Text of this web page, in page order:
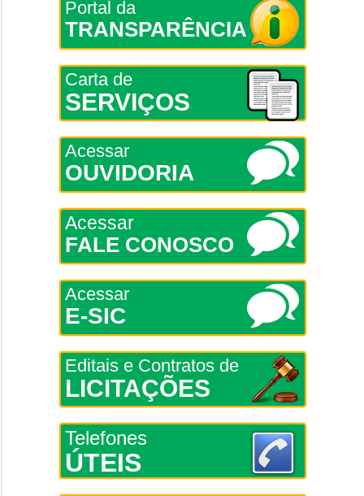
Portal da
TRANSPARÊNCIA
Carta de
SERVIÇOS
Acessar
OUVIDORIA
Acessar
FALE CONOSCO
Acessar
E-SIC
Editais e Contratos de
LICITAÇÕES
Telefones
ÚTEIS